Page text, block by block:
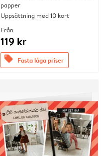
papper
Uppsättning med 10 kort
Från
119 kr
offers Fasta låga priser